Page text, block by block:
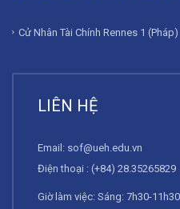
Cử Nhân Tài Chính Rennes 1 (Pháp)
LIÊN HỆ
Email: sof@ueh.edu.vn
Điện thoại : (+84) 28.35265829
Giờ làm việc: Sáng: 7h30-